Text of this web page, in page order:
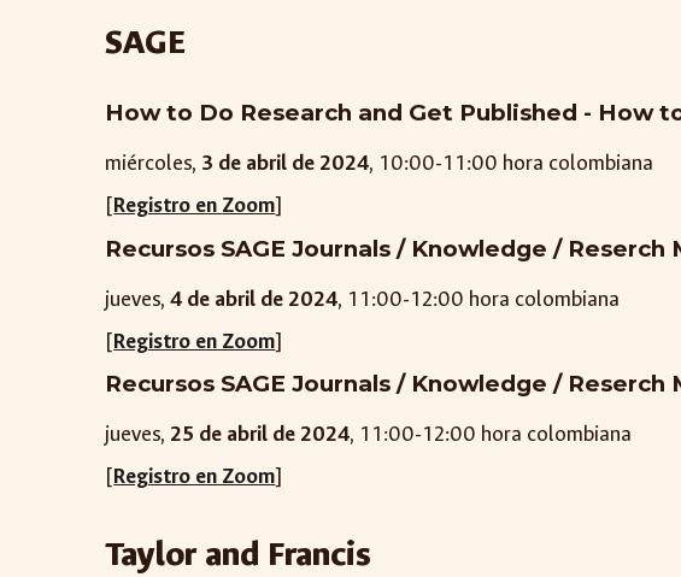
SAGE
How to Do Research and Get Published -
miércoles, 3 de abril de 2024, 10:00-11:00 hora colombiana
[Registro en Zoom]
Recursos SAGE Journals / Knowledge / Reserch
jueves,4 de abril de 2024, 1 1:00-12:00 hora colombiana
[Registro en Zoom]
Recursos SAGE Journals / Knowledge / Reserch
jueves, 25 de abril de 2024, 11:00-12:00 hora colombiana
[Registro en Zoom]
Taylor and Francis